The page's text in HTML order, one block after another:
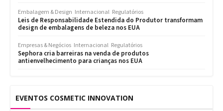
Embalagem & Design Internacional Regulatórios
Leis de Responsabilidade Estendida do Produtor transformam
design de embalagens de beleza nos EUA
Empresas & Negócios Internacional Regulatórios
Sephora cria barreiras na venda de produtos
antienvelhecimento para crianças nos EUA
EVENTOS COSMETIC INNOVATION